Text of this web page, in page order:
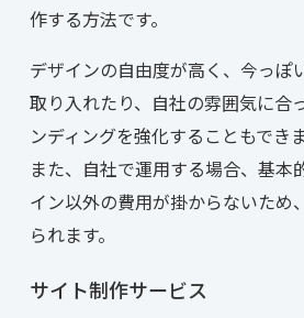
作する方法です。
デザインの自由度が高く、今っぽ
取り入れたり、自社の雰囲気に合
ンディングを強化することもできま
また、自社で運用する場合、基本
イン以外の費用が掛からないため
られます。
サイト制作サービス